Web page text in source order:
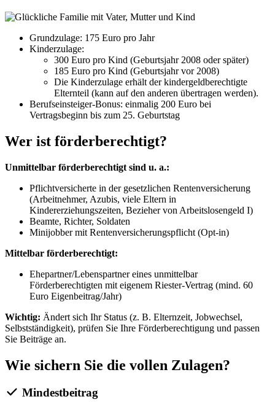
Grundzulage: 175 Euro pro Jahr
Kinderzulage:
300 Euro pro Kind (Geburtsjahr 2008 oder später)
185 Euro pro Kind (Geburtsjahr vor 2008)
Die Kinderzulage erhält der kindergeldberechtigte
Elternteil (kann auf den anderen übertragen werden).
Berufseinsteiger-Bonus: einmalig 200 Euro bei
Vertragsbeginn bis zum 25. Geburtstag
Wer ist förderberechtigt?
Unmittelbar förderberechtigt sind u. a.:
Pflichtversicherte in der gesetzlichen Rentenversicherung
(Arbeitnehmer, Azubis, viele Eltern in
Kindererziehungszeiten, Bezieher von Arbeitslosengeld I)
Beamte, Richter, Soldaten
Minijobber mit Rentenversicherungspflicht (Opt-in)
Mittelbar förderberechtigt:
Ehepartner/Lebenspartner eines unmittelbar
Förderberechtigten mit eigenem Riester-Vertrag (mind. 60
Euro Eigenbeitrag/Jahr)
Wichtig: Ändert sich Ihr Status (z. B. Elternzeit, Jobwechsel,
Selbstständigkeit), prüfen Sie Ihre Förderberechtigung und passen
Sie Beiträge an.
Wie sichern Sie die vollen Zulagen?
Mindestbeitrag